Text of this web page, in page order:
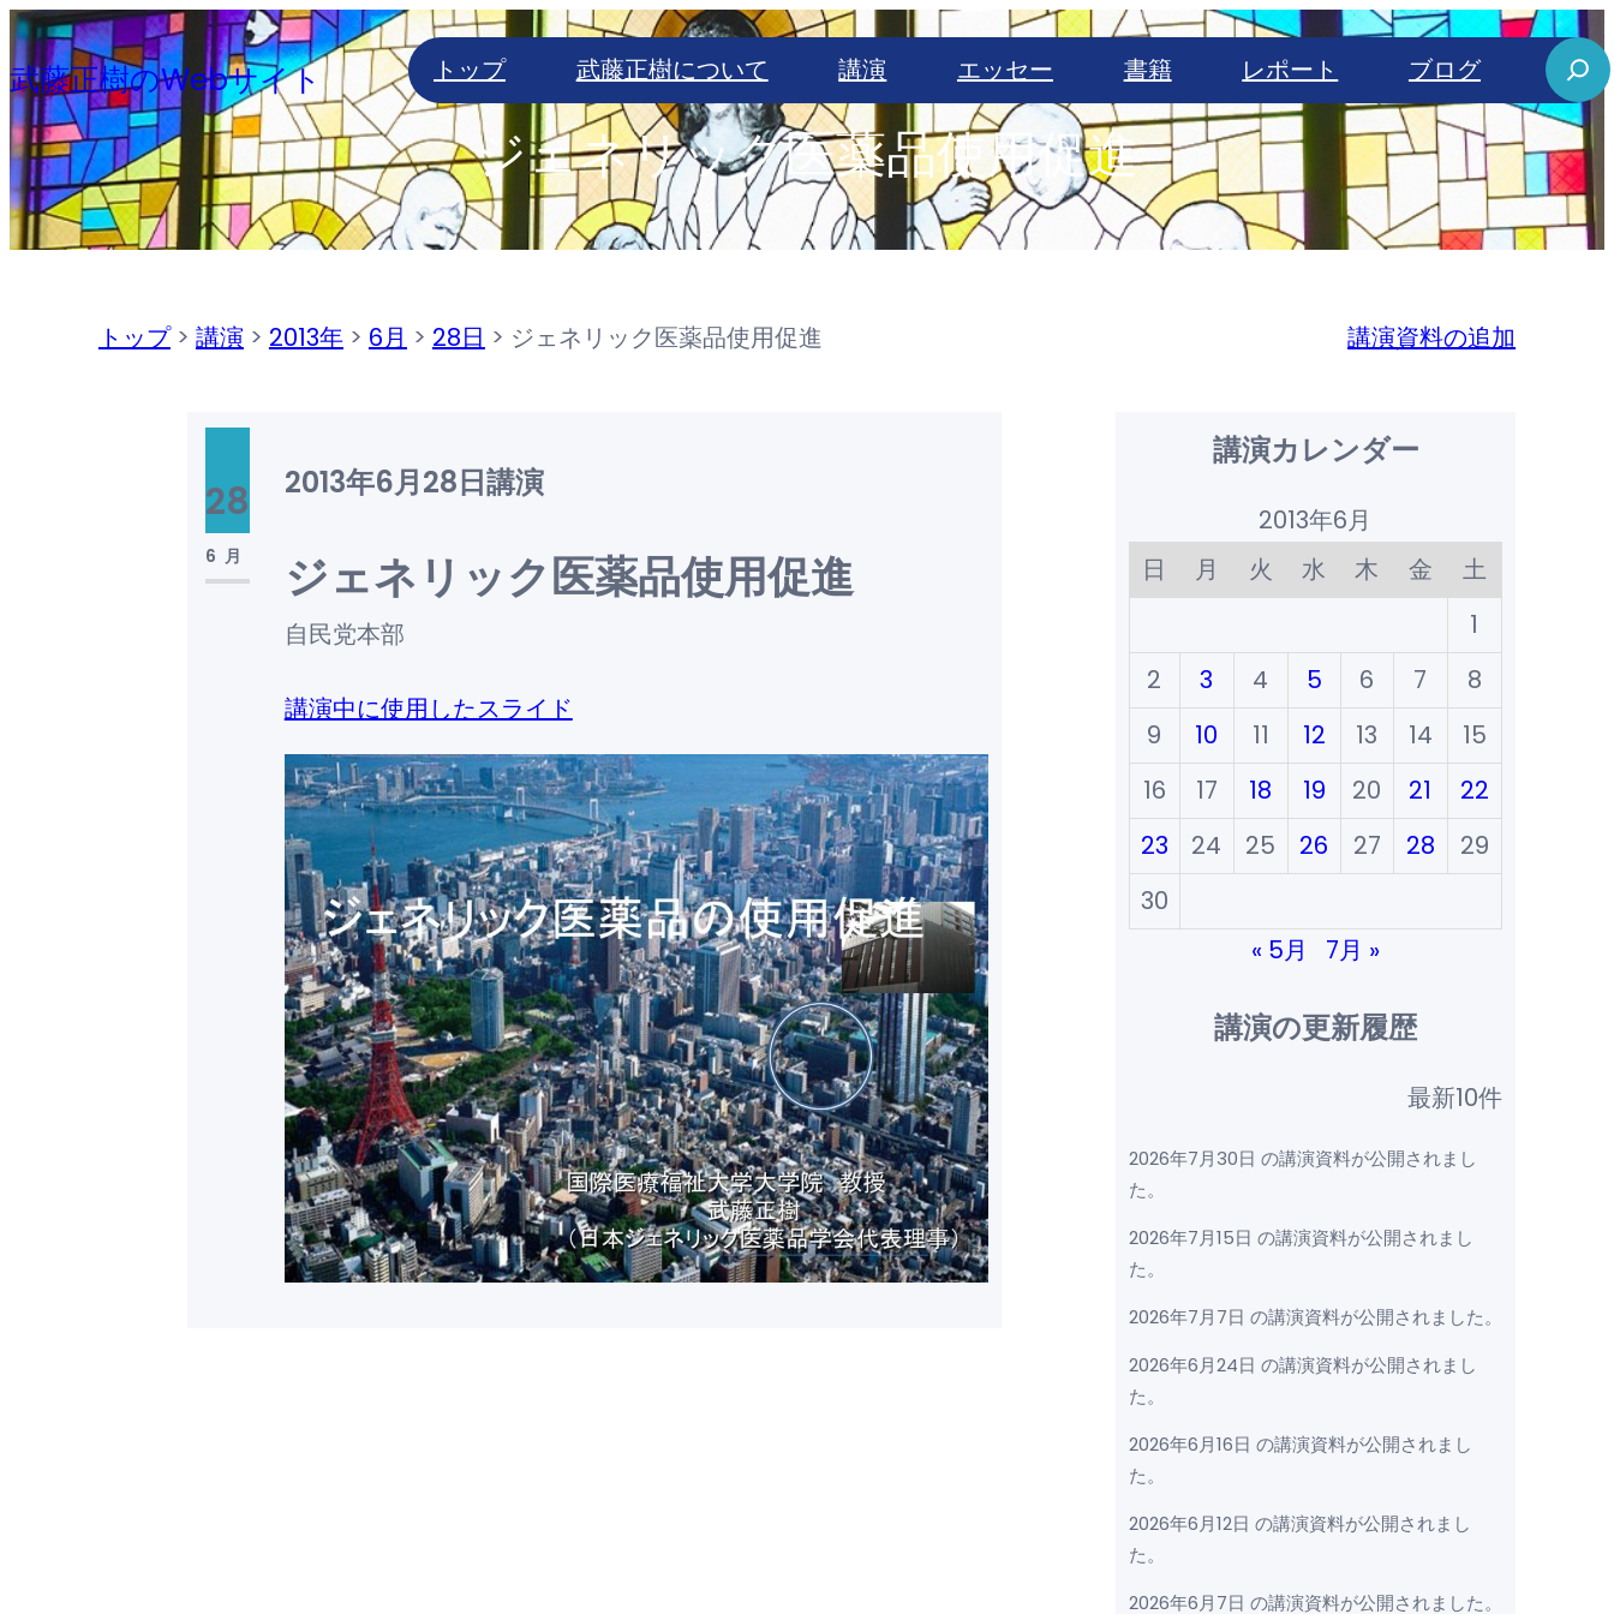
内
容
を
ス
キ
ッ
武藤正樹のWebサイト トップ 武藤正樹について 講演 エッセー 書籍 レポート ブログ
S
e
a
r
c
ジェネリック医薬品使用促進
トップ> 講演 > 2013年> 6月 > 28日 > ジェネリック医薬品使用促進 講演資料の追加
28
6月
2013年6月28日講演
ジェネリック医薬品使用促進
自民党本部
講演中に使用したスライド
講演カレンダー
2013年6月
日
月 火 水 木 金
土
1
2
3 4 5 6 7
8
9
10 11 12 13 14
15
16
17 18 19 20 21
22
23
24 25 26 27 28
29
30
« 5月
7月 »
講演の更新履歴
最新10件
2026年7月30日 の講演資料が公開されまし
た。
2026年7月15日 の講演資料が公開されまし
た。
2026年7月7日 の講演資料が公開されました。
2026年6月24日 の講演資料が公開されまし
た。
2026年6月16日 の講演資料が公開されまし
た。
2026年6月12日 の講演資料が公開されまし
た。
2026年6月7日 の講演資料が公開されました。